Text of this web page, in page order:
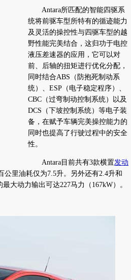
Antara所匹配的智能四驱系
统将前驱车型所特有的循迹能力
及灵活的操控性与四驱车型的越
野性能完美结合，这归功于电控
液压差速器的应用，它可以对
前、后轴的扭矩进行优化分配，
同时结合ABS（防抱死制动系
统）、ESP（电子稳定程序）、
CBC（过弯制动控制系统）以及
DCS（下坡控制系统）等电子装
备，在赋予车辆完美操控能力的
同时也提高了行驶过程中的安全
性。
Antara目前共有3款横置发动
里油耗仅为7.5升。另外还有2.4升和
大动力输出可达227马力（167kW）。